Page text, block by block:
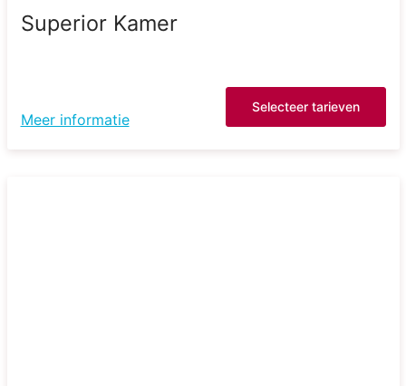
Superior Kamer
Meer informatie
Selecteer tarieven